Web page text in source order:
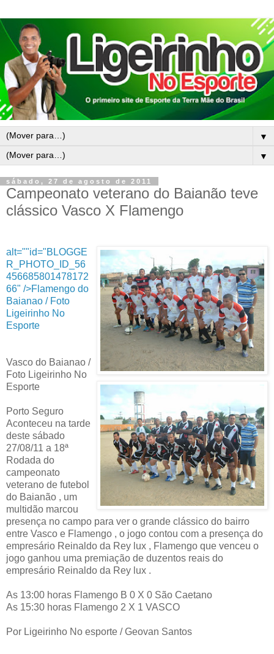
▼
▼
sábado, 27 de agosto de 2011
Campeonato veterano do Baianão teve
clássico Vasco X Flamengo
alt=""id="BLOGGE
R_PHOTO_ID_56
456685801478172
66" />Flamengo do
Baianao / Foto
Ligeirinho No
Esporte
Vasco do Baianao /
Foto Ligeirinho No
Esporte
Porto Seguro
Aconteceu na tarde
deste sábado
27/08/11 a 18ª
Rodada do
campeonato
veterano de futebol
do Baianão , um
multidão marcou
presença no campo para ver o grande clássico do bairro
entre Vasco e Flamengo , o jogo contou com a presença do
empresário Reinaldo da Rey lux , Flamengo que venceu o
jogo ganhou uma premiação de duzentos reais do
empresário Reinaldo da Rey lux .
As 13:00 horas Flamengo B 0 X 0 São Caetano
As 15:30 horas Flamengo 2 X 1 VASCO
Por Ligeirinho No esporte / Geovan Santos